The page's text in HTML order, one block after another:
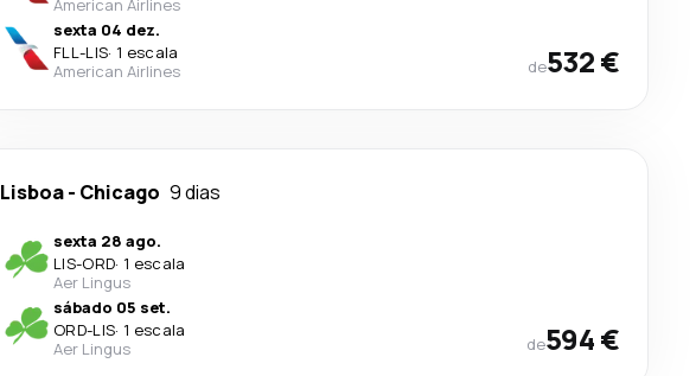
American Airlines
sexta 04 dez.
FLL-LIS· 1 escala
American Airlines
de532 €
Lisboa- Chicago 9 dias
sexta 28 ago.
LIS-ORD· 1 escala
Aer Lingus
sábado 05 set.
ORD-LIS· 1 escala
Aer Lingus
de594 €